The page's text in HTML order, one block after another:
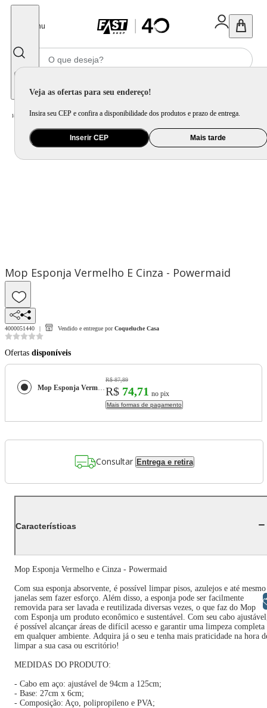
Menu
Veja as ofertas para seu endereço!
Insira seu CEP e confira a disponibilidade dos produtos e prazo de entrega.
Inserir CEP Mais tarde
Home Utilidade Doméstica Organização e Armazenamento / Item de Limpeza
Mop Esponja Vermelho E Cinza - Powermaid
4000051440 Vendido e entregue por Coqueluche Casa
Ofertas disponíveis
Mop Esponja Vermelho E Cinza - Powermaid
R$ 87,89
R$ 74,71 no pix
Mais formas de pagamento
Consultar Entrega e retira
Características
Mop Esponja Vermelho e Cinza - Powermaid
Com sua esponja absorvente, é possível limpar pisos, azulejos e até mesmo
janelas sem fazer esforço. Além disso, a esponja pode ser facilmente
removida para ser lavada e reutilizada diversas vezes, o que faz do Mop
com Esponja um produto econômico e sustentável. Com seu cabo
é possível alcançar áreas de difícil acesso e garantir uma limpeza completa
em qualquer ambiente. Adquira já o seu e tenha mais praticidade na hora
limpar a sua casa ou escritório!
MEDIDAS DO PRODUTO:
- Cabo em aço: ajustável de 94cm a 125cm;
- Base: 27cm x 6cm;
- Composição: Aço, polipropileno e PVA;
Libras